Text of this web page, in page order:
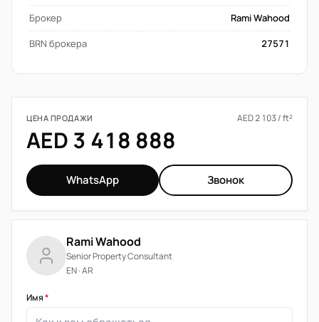
Брокер
Rami Wahood
BRN брокера
27571
ЦЕНА ПРОДАЖИ AED 2 103 / ft²
AED 3 418 888
WhatsApp Звонок
Rami Wahood
Senior Property Consultant
EN · AR
Имя*